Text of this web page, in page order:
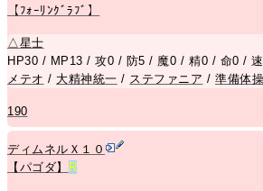
【ﾌｫｰﾘﾝｸﾞﾗﾌﾞ】
△星士
HP30 / MP13 / 攻0 / 防5 / 魔0 / 精0 / 命0 /
メテオ / 大精神統一 / ステファニア / 準備体操
190
ディムネルＸ１０
【パゴダ】
R